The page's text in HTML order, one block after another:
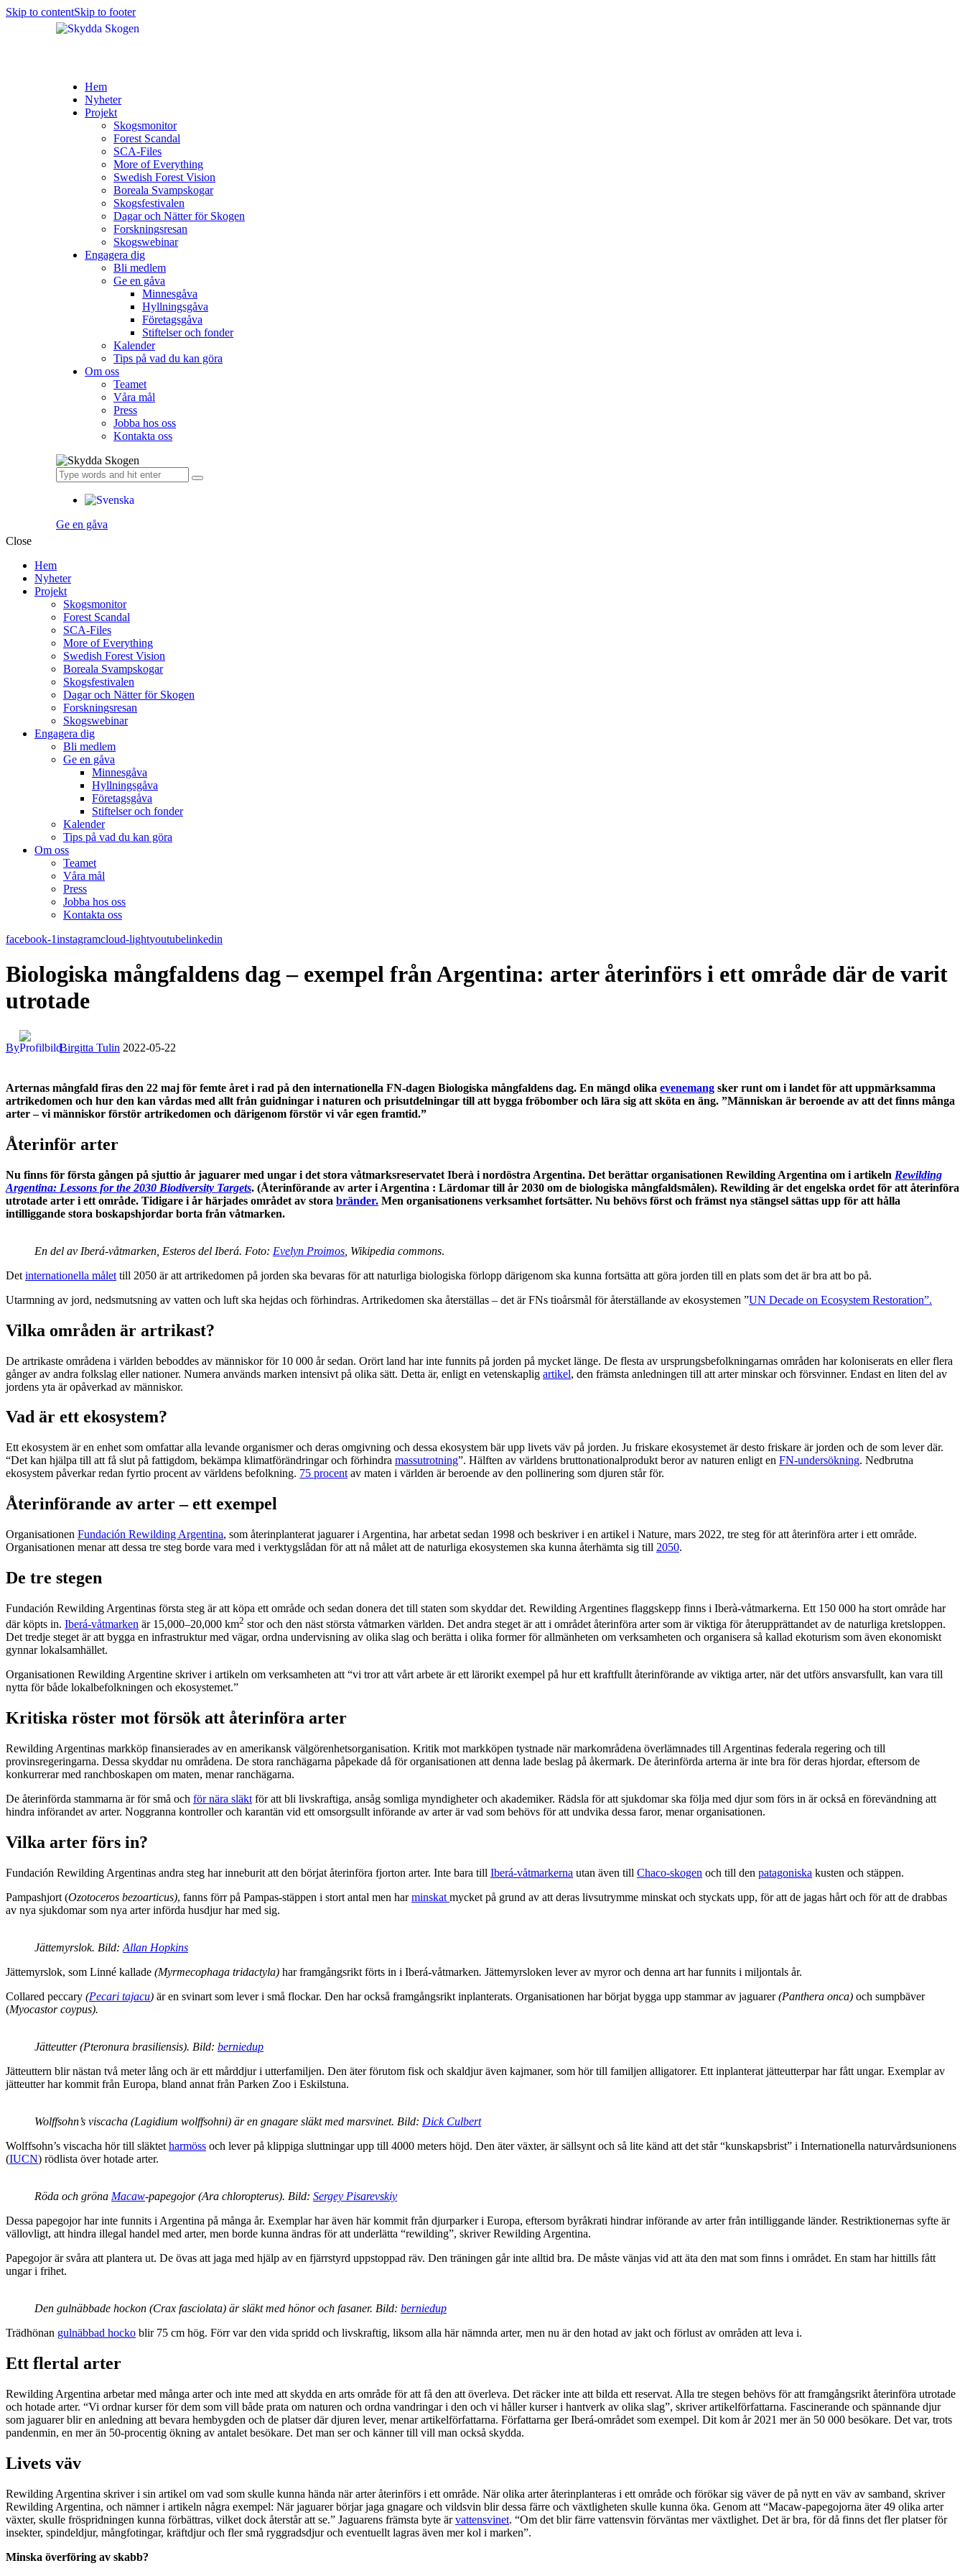
Skip to contentSkip to footer
Hem
Nyheter
Projekt
Skogsmonitor
Forest Scandal
SCA-Files
More of Everything
Swedish Forest Vision
Boreala Svampskogar
Skogsfestivalen
Dagar och Nätter för Skogen
Forskningsresan
Skogswebinar
Engagera dig
Bli medlem
Ge en gåva
Minnesgåva
Hyllningsgåva
Företagsgåva
Stiftelser och fonder
Kalender
Tips på vad du kan göra
Om oss
Teamet
Våra mål​
Press
Jobba hos oss
Kontakta oss
Ge en gåva
Close
Hem
Nyheter
Projekt
Skogsmonitor
Forest Scandal
SCA-Files
More of Everything
Swedish Forest Vision
Boreala Svampskogar
Skogsfestivalen
Dagar och Nätter för Skogen
Forskningsresan
Skogswebinar
Engagera dig
Bli medlem
Ge en gåva
Minnesgåva
Hyllningsgåva
Företagsgåva
Stiftelser och fonder
Kalender
Tips på vad du kan göra
Om oss
Teamet
Våra mål​
Press
Jobba hos oss
Kontakta oss
facebook-1instagramcloud-lightyoutubelinkedin
Biologiska mångfaldens dag – exempel från Argentina: arter återinförs i ett område där de varit
utrotade
By Birgitta Tulin 2022-05-22
Arternas mångfald firas den 22 maj för femte året i rad på den internationella FN-dagen Biologiska mångfaldens dag. En mängd olika evenemang sker runt om i landet för att uppmärksamma
artrikedomen och hur den kan vårdas med allt från guidningar i naturen och prisutdelningar till att bygga fröbomber och lära sig att sköta en äng. ”Människan är beroende av att det finns många
arter – vi människor förstör artrikedomen och därigenom förstör vi vår egen framtid.”
Återinför arter
Nu finns för första gången på sjuttio år jaguarer med ungar i det stora våtmarksreservatet Iberà i nordöstra Argentina. Det berättar organisationen Rewilding Argentina om i artikeln Rewilding
Argentina: Lessons for the 2030 Biodiversity Targets. (Återinförande av arter i Argentina : Lärdomar till år 2030 om de biologiska mångfaldsmålen). Rewilding är det engelska ordet för att återinföra
utrotade arter i ett område. Tidigare i år härjades området av stora bränder. Men organisationens verksamhet fortsätter. Nu behövs först och främst nya stängsel sättas upp för att hålla
intilliggande stora boskapshjordar borta från våtmarken.
En del av Iberá-våtmarken, Esteros del Iberá. Foto: Evelyn Proimos , Wikipedia commons.
Det internationella målet till 2050 är att artrikedomen på jorden ska bevaras för att naturliga biologiska förlopp därigenom ska kunna fortsätta att göra jorden till en plats som det är bra att bo på.
Utarmning av jord, nedsmutsning av vatten och luft ska hejdas och förhindras. Artrikedomen ska återställas – det är FNs tioårsmål för återställande av ekosystemen ”UN Decade on Ecosystem Restoration”.
Vilka områden är artrikast?
De artrikaste områdena i världen beboddes av människor för 10 000 år sedan. Orört land har inte funnits på jorden på mycket länge. De flesta av ursprungsbefolkningarnas områden har koloniserats en eller flera
gånger av andra folkslag eller nationer. Numera används marken intensivt på olika sätt. Detta är, enligt en vetenskaplig artikel, den främsta anledningen till att arter minskar och försvinner. Endast en liten del av
jordens yta är opåverkad av människor.
Vad är ett ekosystem?
Ett ekosystem är en enhet som omfattar alla levande organismer och deras omgivning och dessa ekosystem bär upp livets väv på jorden. Ju friskare ekosystemet är desto friskare är jorden och de som lever där.
“Det kan hjälpa till att få slut på fattigdom, bekämpa klimatförändringar och förhindra massutrotning”. Hälften av världens bruttonationalprodukt beror av naturen enligt en FN-undersökning. Nedbrutna
ekosystem påverkar redan fyrtio procent av världens befolkning. 75 procent av maten i världen är beroende av den pollinering som djuren står för.
Återinförande av arter – ett exempel
Organisationen Fundación Rewilding Argentina, som återinplanterat jaguarer i Argentina, har arbetat sedan 1998 och beskriver i en artikel i Nature, mars 2022, tre steg för att återinföra arter i ett område.
Organisationen menar att dessa tre steg borde vara med i verktygslådan för att nå målet att de naturliga ekosystemen ska kunna återhämta sig till 2050.
De tre stegen
Fundación Rewilding Argentinas första steg är att köpa ett område och sedan donera det till staten som skyddar det. Rewilding Argentines flaggskepp finns i Iberà-våtmarkerna. Ett 150 000 ha stort område har
där köpts in. Iberá-våtmarken är 15,000–20,000 km2 stor och den näst största våtmarken världen. Det andra steget är att i området återinföra arter som är viktiga för återupprättandet av de naturliga kretsloppen.
Det tredje steget är att bygga en infrastruktur med vägar, ordna undervisning av olika slag och berätta i olika former för allmänheten om verksamheten och organisera så kallad ekoturism som även ekonomiskt
gynnar lokalsamhället.
Organisationen Rewilding Argentine skriver i artikeln om verksamheten att “vi tror att vårt arbete är ett lärorikt exempel på hur ett kraftfullt återinförande av viktiga arter, när det utförs ansvarsfullt, kan vara till
nytta för både lokalbefolkningen och ekosystemet.”
Kritiska röster mot försök att återinföra arter
Rewilding Argentinas markköp finansierades av en amerikansk välgörenhetsorganisation. Kritik mot markköpen tystnade när markområdena överlämnades till Argentinas federala regering och till
provinsregeringarna. Dessa skyddar nu områdena. De stora ranchägarna påpekade då för organisationen att denna lade beslag på åkermark. De återinförda arterna är inte bra för deras hjordar, eftersom de
konkurrerar med ranchboskapen om maten, menar ranchägarna.
De återinförda stammarna är för små och för nära släkt för att bli livskraftiga, ansåg somliga myndigheter och akademiker. Rädsla för att sjukdomar ska följa med djur som förs in är också en förevändning att
hindra införandet av arter. Noggranna kontroller och karantän vid ett omsorgsullt införande av arter är vad som behövs för att undvika dessa faror, menar organisationen.
Vilka arter förs in?
Fundación Rewilding Argentinas andra steg har inneburit att den börjat återinföra fjorton arter. Inte bara till Iberá-våtmarkerna utan även till Chaco-skogen och till den patagoniska kusten och stäppen.
Pampashjort (Ozotoceros bezoarticus), fanns förr på Pampas-stäppen i stort antal men harminskat mycket på grund av att deras livsutrymme minskat och styckats upp, för att de jagas hårt och för att de drabbas
av nya sjukdomar som nya arter införda husdjur har med sig.
Jättemyrslok. Bild: Allan Hopkins
Jättemyrslok, som Linné kallade (Myrmecophaga tridactyla) har framgångsrikt förts in i Iberá-våtmarken. Jättemyrsloken lever av myror och denna art har funnits i miljontals år.
Collared peccary (Pecari tajacu) är en svinart som lever i små flockar. Den har också framgångsrikt inplanterats. Organisationen har börjat bygga upp stammar av jaguarer(Panthera onca) och sumpbäver
(Myocastor coypus).
Jätteutter (Pteronura brasiliensis). Bild: berniedup
Jätteuttern blir nästan två meter lång och är ett mårddjur i utterfamiljen. Den äter förutom fisk och skaldjur även kajmaner, som hör till familjen alligatorer. Ett inplanterat jätteutterpar har fått ungar. Exemplar av
jätteutter har kommit från Europa, bland annat från Parken Zoo i Eskilstuna.
Wolffsohn’s viscacha (Lagidium wolffsohni) är en gnagare släkt med marsvinet. Bild: Dick Culbert
Wolffsohn’s viscacha hör till släktet harmöss och lever på klippiga sluttningar upp till 4000 meters höjd. Den äter växter, är sällsynt och så lite känd att det står “kunskapsbrist” i Internationella naturvårdsunionens
(IUCN) rödlista över hotade arter.
Röda och gröna Macaw-papegojor (Ara chloropterus). Bild: Sergey Pisarevskiy
Dessa papegojor har inte funnits i Argentina på många år. Exemplar har även här kommit från djurparker i Europa, eftersom byråkrati hindrar införande av arter från intilliggande länder. Restriktionernas syfte är
vällovligt, att hindra illegal handel med arter, men borde kunna ändras för att underlätta “rewilding”, skriver Rewilding Argentina.
Papegojor är svåra att plantera ut. De övas att jaga med hjälp av en fjärrstyrd uppstoppad räv. Den träningen går inte alltid bra. De måste vänjas vid att äta den mat som finns i området. En stam har hittills fått
ungar i frihet.
Den gulnäbbade hockon (Crax fasciolata) är släkt med hönor och fasaner. Bild: berniedup
Trädhönan gulnäbbad hocko blir 75 cm hög. Förr var den vida spridd och livskraftig, liksom alla här nämnda arter, men nu är den hotad av jakt och förlust av områden att leva i.
Ett flertal arter
Rewilding Argentina arbetar med många arter och inte med att skydda en arts område för att få den att överleva. Det räcker inte att bilda ett reservat. Alla tre stegen behövs för att framgångsrikt återinföra utrotade
och hotade arter. “Vi ordnar kurser för dem som vill både prata om naturen och ordna vandringar i den och vi håller kurser i hantverk av olika slag”, skriver artikelförfattarna. Fascinerande och spännande djur
som jaguarer blir en anledning att bevara hembygden och de platser där djuren lever, menar artikelförfattarna. Författarna ger Iberá-området som exempel. Dit kom år 2021 mer än 50 000 besökare. Det var, trots
pandenmin, en mer än 50-procentig ökning av antalet besökare. Det man ser och känner till vill man också skydda.
Livets väv
Rewilding Argentina skriver i sin artikel om vad som skulle kunna hända när arter återinförs i ett område. När olika arter återinplanteras i ett område och förökar sig väver de på nytt en väv av samband, skriver
Rewilding Argentina, och nämner i artikeln några exempel: När jaguarer börjar jaga gnagare och vildsvin blir dessa färre och växtligheten skulle kunna öka. Genom att “Macaw-papegojorna äter 49 olika arter
växter, skulle fröspridningen kunna förbättras, vilket dock återstår att se.” Jaguarens främsta byte ärvattensvinet. “Om det blir färre vattensvin förväntas mer växtlighet. Det är bra, för då finns det fler platser för
insekter, spindeldjur, mångfotingar, kräftdjur och fler små ryggradsdjur och eventuellt lagras även mer kol i marken”.
Minska överföring av skabb?